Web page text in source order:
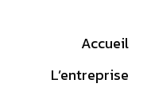
Accueil
L’entreprise